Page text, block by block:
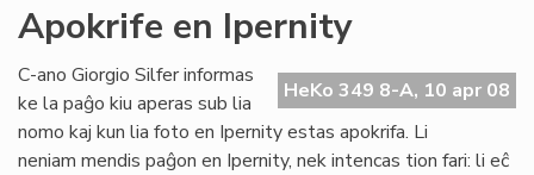
Apokrife en Ipernity
HeKo 349 8-A, 10 apr 08
C-ano Giorgio Silfer informas
ke la paĝo kiu aperas sub lia
nomo kaj kun lia foto en Ipernity estas apokrifa. Li
neniam mendis paĝon en Ipernity, nek intencas tion fari: li eĉ